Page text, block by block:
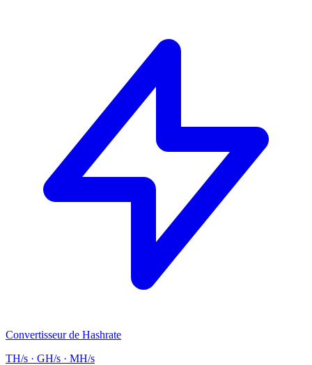
Convertisseur de Hashrate
TH/s · GH/s · MH/s